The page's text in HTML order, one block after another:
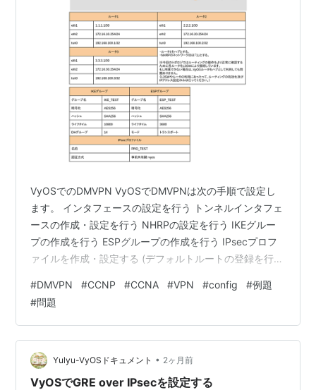
VyOSでのDMVPN VyOSでDMVPNは次の手順で設定し
ます。 インタフェースの設定を行う トンネルインタフェ
ースの作成・設定を行う NHRPの設定を行う IKEグルー
プの作成を行う ESPグループの作成を行う IPsecプロフ
ァイルを作成・設定する (デフォルトルートの登録を行
な形で設定を行います。 なお、当ページでは通常の
IPsecやGRE over IPsecとの比較を行いながら解説を行っ
ているため、もしこれらの設定方法等が未学習である場
合は次のページよりご確認ください。 VyOSでIPsecを設
定するVyOSでGRE ov…
#DMVPN #CCNP #CCNA #VPN #config #例題
#問題
Yulyu-VyOSドキュメント • 2ヶ月前
VyOSでGRE over IPsecを設定する